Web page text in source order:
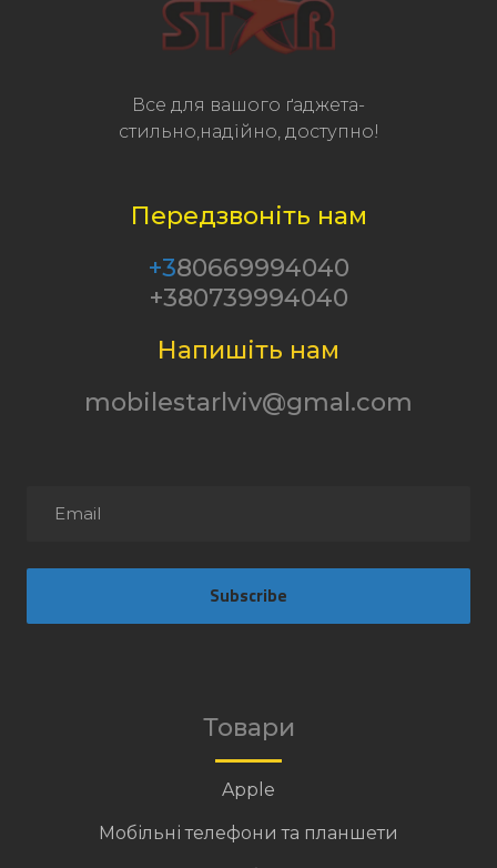
Все для вашого ґаджета-
стильно,надійно, доступно!
Передзвоніть нам
+380669994040
+380739994040
Напишіть нам
mobilestarlviv@gmal.com
Subscribe
Товари
Apple
Мобільні телефони та планшети